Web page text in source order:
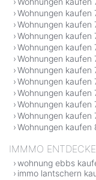
Wohnungen
Wohnungen
Wohnungen kaufen
Wohnungen kaufen
Wohnungen kaufen
Wohnungen kaufen
Wohnungen kaufen
Wohnungen kaufen
Wohnungen kaufen
Wohnungen kaufen
Wohnungen
IMMMO
wohnung ebbs
immo lantschern